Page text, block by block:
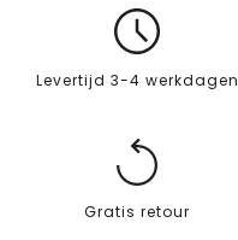
Levertijd 3-4 werkdagen
Gratis retour